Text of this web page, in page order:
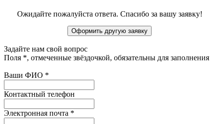
Ожидайте пожалуйста ответа. Спасибо за вашу заявку!
Задайте нам свой вопрос
Поля *, отмеченные звёздочкой, обязательны для заполнения
Ваши ФИО *
Контактный телефон
Электронная почта *